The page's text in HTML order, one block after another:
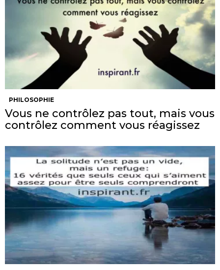
PHILOSOPHIE
Vous ne contrôlez pas tout, mais vous
contrôlez comment vous réagissez